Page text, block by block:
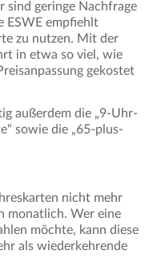
sind geringe Nachfrage
ESWE empfiehlt
zu nutzen. Mit der
in etwa so viel, wie
gekostet
außerdem die „9-Uhr-
sowie die „65-plus-
nicht mehr
monatlich. Wer eine
möchte, kann diese
als wiederkehrende